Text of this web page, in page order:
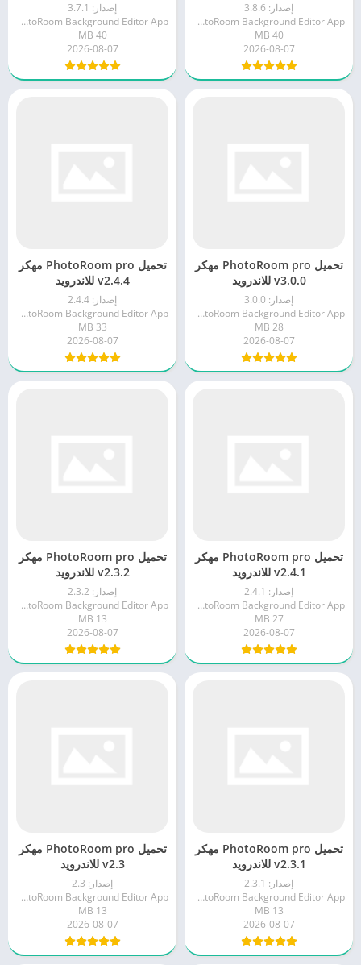
إصدار: 3.8.6
PhotoRoom Background Editor App
40 MB
2026-08-07
إصدار: 3.7.1
PhotoRoom Background Editor App
40 MB
2026-08-07
تحميل PhotoRoom pro مهكر
v3.0.0 للاندرويد
إصدار: 3.0.0
PhotoRoom Background Editor App
28 MB
2026-08-07
تحميل PhotoRoom pro مهكر
v2.4.4 للاندرويد
إصدار: 2.4.4
PhotoRoom Background Editor App
33 MB
2026-08-07
تحميل PhotoRoom pro مهكر
v2.4.1 للاندرويد
إصدار: 2.4.1
PhotoRoom Background Editor App
27 MB
2026-08-07
تحميل PhotoRoom pro مهكر
v2.3.2 للاندرويد
إصدار: 2.3.2
PhotoRoom Background Editor App
13 MB
2026-08-07
تحميل PhotoRoom pro مهكر
v2.3.1 للاندرويد
إصدار: 2.3.1
PhotoRoom Background Editor App
13 MB
2026-08-07
تحميل PhotoRoom pro مهكر
v2.3 للاندرويد
إصدار: 2.3
PhotoRoom Background Editor App
13 MB
2026-08-07